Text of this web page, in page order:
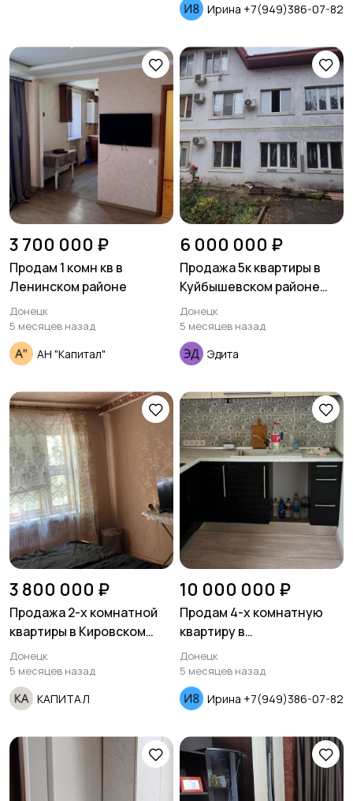
Ирина +7(949)386-07-82
3 700 000 ₽
Продам 1 комн кв в
Ленинском районе
Донецк
5 месяцев назад
АН "Капитал"
6 000 000 ₽
Продажа 5к квартиры в
Куйбышевском районе
ориентир Топаз.
Донецк
5 месяцев назад
Эдита
3 800 000 ₽
Продажа 2-х комнатной
квартиры в Кировском
районе ул. Лизы Чайкиной
Донецк
5 месяцев назад
КАПИТАЛ
10 000 000 ₽
Продам 4-х комнатную
квартиру в
Ворошиловском районе
Донецк
5 месяцев назад
Ирина +7(949)386-07-82